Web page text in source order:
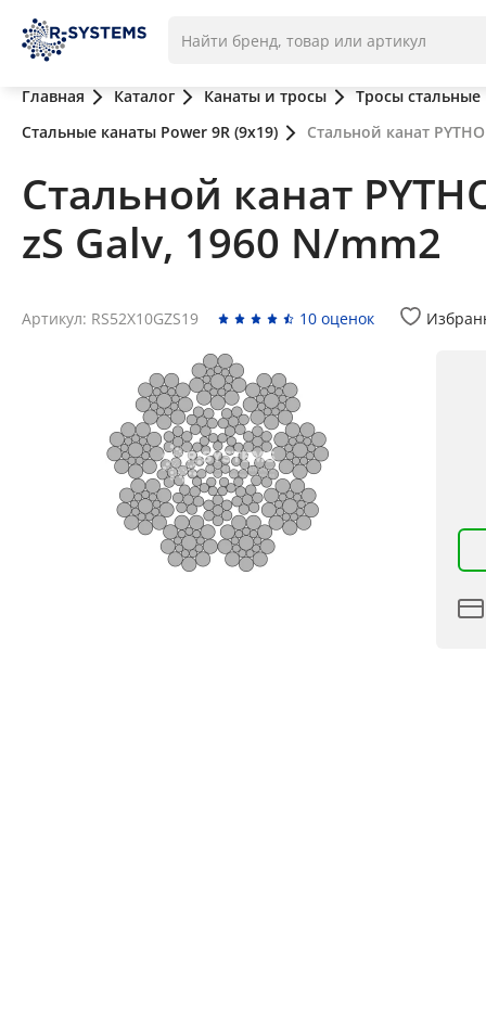
Главная Каталог Канаты и тросы
Тросы стальные
Стальные канаты Power 9R (9x19)
Стальной канат
Стальной канат
zS Galv, 1960 N/mm2
Артикул: RS52X10GZS19 10 оценок